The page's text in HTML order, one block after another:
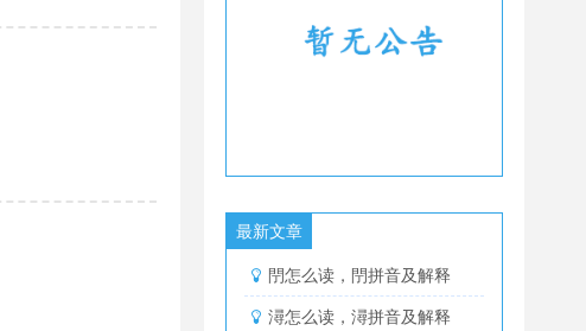
最新文章
閅怎么读，閅拼音及解释
潯怎么读，潯拼音及解释